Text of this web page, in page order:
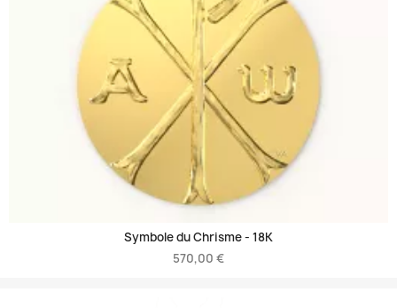
Symbole du Chrisme - 18K
570,00 €